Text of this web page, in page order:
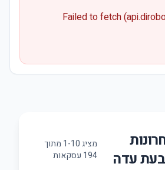
Failed to fetch
עדה
מציג 1-10
מתוך
194 עסקאות